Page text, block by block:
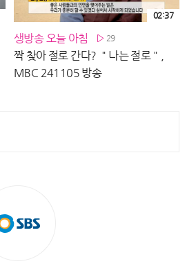
생방송 오늘 아침 29
짝 찾아 절로 간다? ＂나는 절로＂,
MBC 241105 방송
02:37